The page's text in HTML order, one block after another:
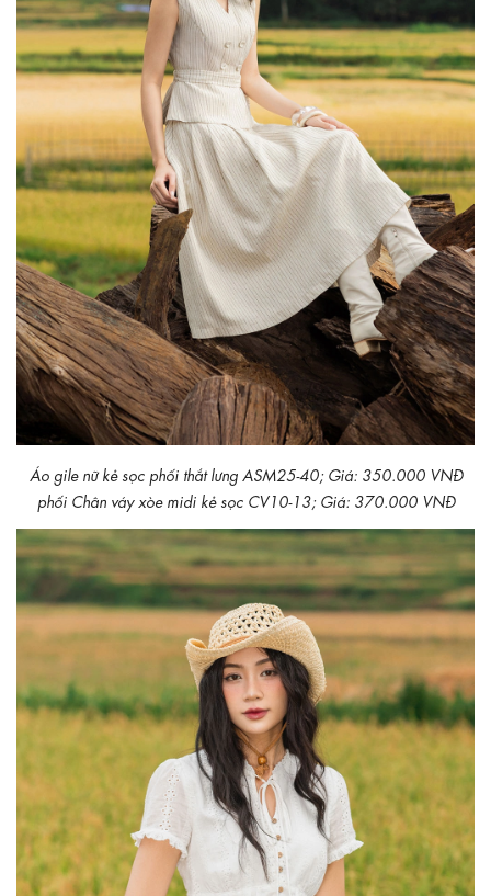
Áo gile nữ kẻ sọc phối thắt lưng ASM25-40; Giá: 350.000 VNĐ
phối Chân váy xòe midi kẻ sọc CV10-13; Giá: 370.000 VNĐ